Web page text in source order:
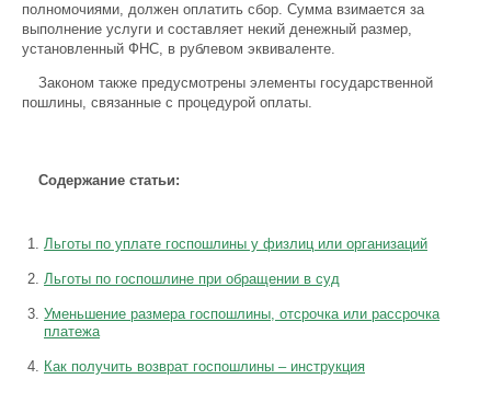
полномочиями, должен оплатить сбор. Сумма взимается за
выполнение услуги и составляет некий денежный размер,
установленный ФНС, в рублевом эквиваленте.
Законом также предусмотрены элементы государственной
пошлины, связанные с процедурой оплаты.
Содержание статьи:
Льготы по уплате госпошлины у физлиц или организаций
Льготы по госпошлине при обращении в суд
Уменьшение размера госпошлины, отсрочка или рассрочка
платежа
Как получить возврат госпошлины – инструкция